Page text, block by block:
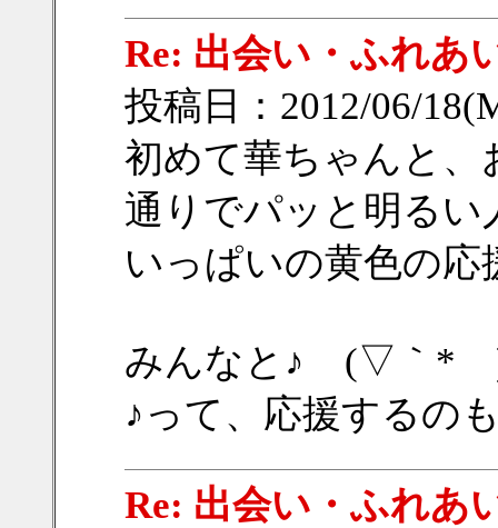
Re: 出会い・ふれあ
投稿日：2012/06/
初めて華ちゃんと
通りでパッと明るい
いっぱいの黄色の
みんなと♪ゝ(▽｀*
♪って、応援するの
Re: 出会い・ふれあ